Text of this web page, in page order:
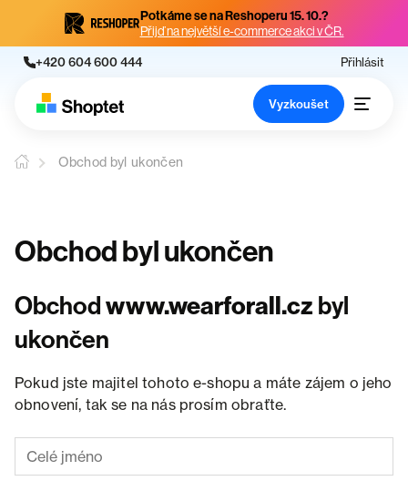
Potkáme se na Reshoperu 15. 10.?
Přijď na největší e-commerce akci v ČR.
+420 604 600 444 Přihlásit
Vyzkoušet
Obchod byl ukončen
Obchod byl ukončen
Obchodwww.wearforall.cz byl
ukončen
Pokud jste majitel tohoto e-shopu a máte zájem o jeho
obnovení, tak se na nás prosím obraťte.